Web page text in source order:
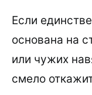
Если
основана на
или чужих
смело